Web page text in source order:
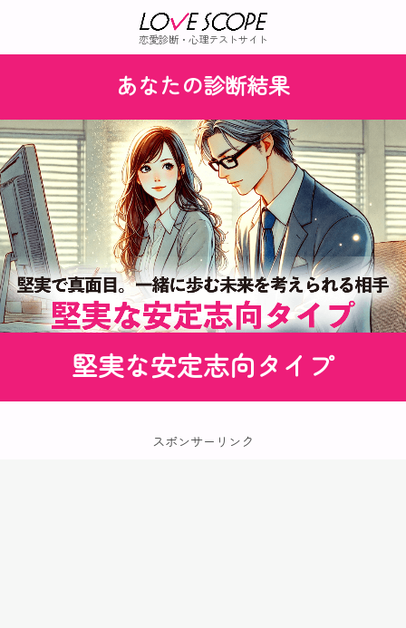
恋愛診断・心理テストサイト
あなたの診断結果
堅実な安定志向タイプ
スポンサーリンク